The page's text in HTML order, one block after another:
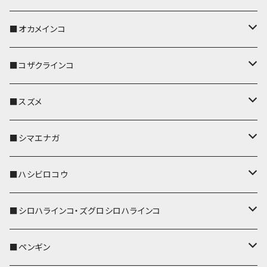
キーホルダー
パスケース
リール付きストラップ
リールのみ
ストラップ付
IDカードホルダー
キーケース
名刺入れ・カードケース
コインケース
キーカバー
キーホルダー
パスケース
リール付きストラップ
リールのみ
ストラップ付
キーケース
名刺入れ・カードケース
メガネケース
■オカメインコ
キーカバー
キーホルダー
パスケース
IDカードホルダー
リール付きストラップ
リールのみ
キーケース
■コザクラインコ
キーカバー
キーホルダー
パスケース
リール付きストラップ
リールのみ
メガネケース
■スズメ
キーカバー
キーホルダー
パスケース
リール付きストラップ
■シマエナガ
キーカバー
キーホルダー
パスケース
■ハシビロコウ
キーカバー
キーホルダー
■シロハラインコ・ズグロシロハラインコ
キーカバー
■ペンギン